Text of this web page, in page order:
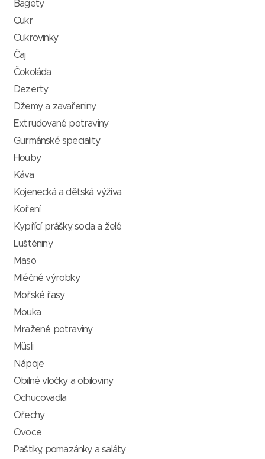
Bagety
Cukr
Cukrovinky
Čaj
Čokoláda
Dezerty
Džemy a zavařeniny
Extrudované potraviny
Gurmánské speciality
Houby
Káva
Kojenecká a dětská výživa
Koření
Kypřící prášky, soda a želé
Luštěniny
Maso
Mléčné výrobky
Mořské řasy
Mouka
Mražené potraviny
Müsli
Nápoje
Obilné vločky a obiloviny
Ochucovadla
Ořechy
Ovoce
Paštiky, pomazánky a saláty